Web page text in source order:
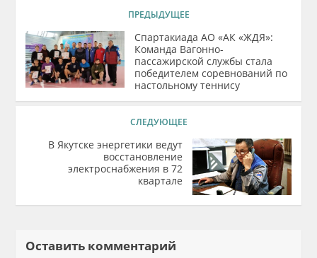
ПРЕДЫДУЩЕЕ
Спартакиада АО «АК «ЖДЯ»:
Команда Вагонно-
пассажирской службы стала
победителем соревнований по
настольному теннису
СЛЕДУЮЩЕЕ
В Якутске энергетики ведут
восстановление
электроснабжения в 72
квартале
Оставить комментарий